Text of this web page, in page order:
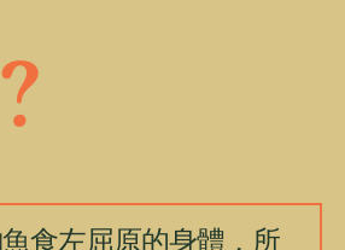
食左屈原的身體，所